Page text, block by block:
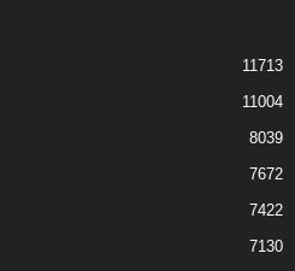
11713
11004
8039
7672
7422
7130